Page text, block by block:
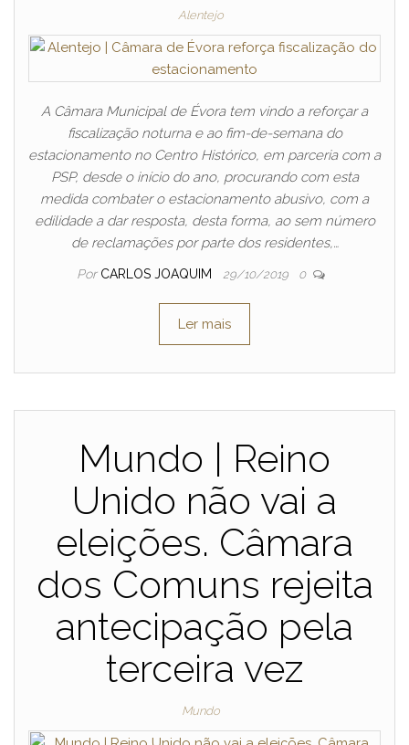
Alentejo
A Câmara Municipal de Évora tem vindo a reforçar a
fiscalização noturna e ao fim-de-semana do
estacionamento no Centro Histórico, em parceria com a
PSP, desde o início do ano, procurando com esta
medida combater o estacionamento abusivo, com a
edilidade a dar resposta, desta forma, ao sem número
de reclamações por parte dos residentes,…
Por CARLOS JOAQUIM 29/10/2019 0
Ler mais
Mundo | Reino
Unido não vai a
eleições. Câmara
dos Comuns rejeita
antecipação pela
terceira vez
Mundo